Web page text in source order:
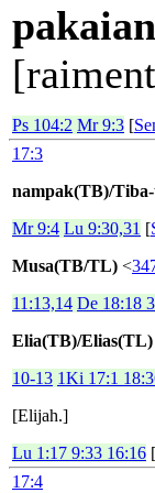
Ps 104:2 Mr 9:3 [
17:3
nampak(TB)/
Mr 9:4 Lu 9:30,31 [
Musa(TB/TL) <
11:13,14 De 18:18
Elia(TB)/Elias(TL)
10-13 1Ki 17:1
[Elijah.]
Lu 1:17 9:33 16:16 [
17:4